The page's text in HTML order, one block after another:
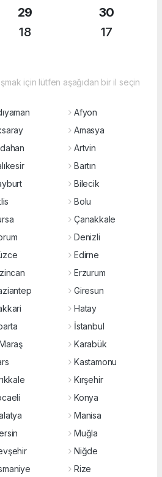
29
18
30
17
için lütfen aşağıdan bir il seçin
Afyon
Amasya
Artvin
Bartın
Bilecik
Bolu
Çanakkale
Denizli
Edirne
Erzurum
Giresun
Hatay
İstanbul
Karabük
Kastamonu
Kırşehir
Konya
Manisa
Muğla
Niğde
Rize